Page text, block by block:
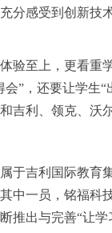
分感受到创新技
验至上，更看重
”，还要让学生
吉利、领克、沃
于吉利国际教育
中一员，铭福科
推出与完善“让